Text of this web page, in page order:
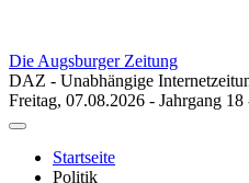
Die Augsburger Zeitung
DAZ - Unabhängige
Freitag, 07.08.2026 - Jahrgang
Toggle
navigationStartseite
Politik